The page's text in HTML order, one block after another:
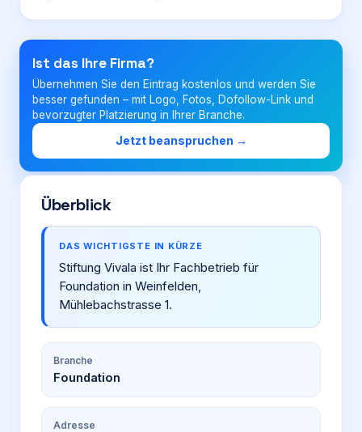
Login
Firma eintragen
Ist das Ihre Firma?
Übernehmen Sie den Eintrag kostenlos und werden Sie
besser gefunden – mit Logo, Fotos, Dofollow-Link und
bevorzugter Platzierung in Ihrer Branche.
Jetzt beanspruchen →
Überblick
DAS WICHTIGSTE IN KÜRZE
Stiftung Vivala ist Ihr Fachbetrieb für
Foundation in Weinfelden,
Mühlebachstrasse 1.
Branche
Foundation
Adresse